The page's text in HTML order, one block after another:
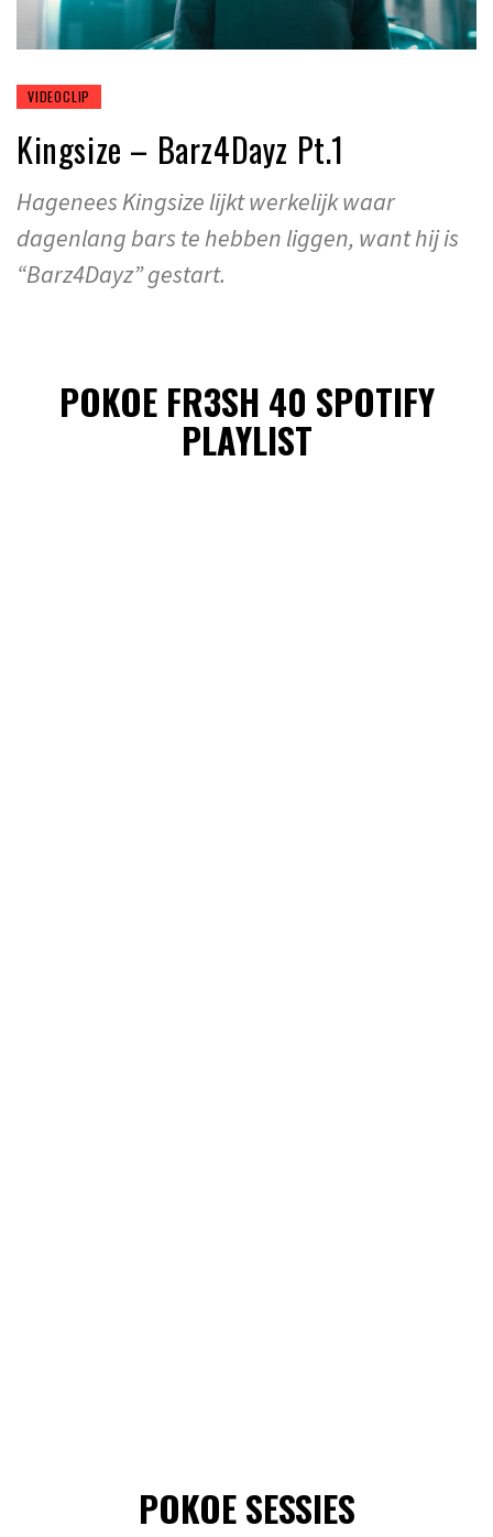
VIDEOCLIP
Kingsize – Barz4Dayz Pt.1
Hagenees Kingsize lijkt werkelijk waar
dagenlang bars te hebben liggen, want hij is
“Barz4Dayz” gestart.
POKOE FR3SH 40 SPOTIFY
PLAYLIST
POKOE SESSIES